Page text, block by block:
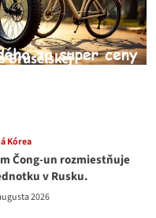
Bruselskej
Kórea
Čong-un rozmiestňuje
v Rusku.
2026